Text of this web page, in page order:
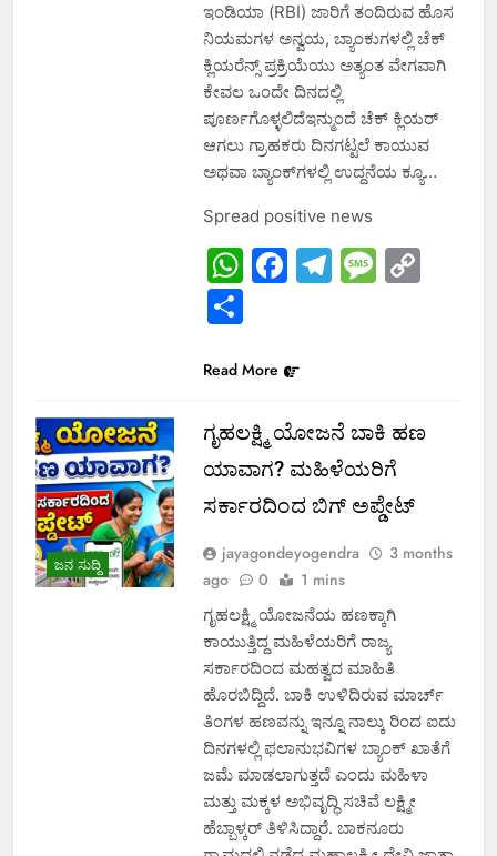
ಇಂಡಿಯಾ (RBI) ಜಾರಿಗೆ ತಂದಿರುವ ಹೊಸ
ನಿಯಮಗಳ ಅನ್ವಯ, ಬ್ಯಾಂಕುಗಳಲ್ಲಿ ಚೆಕ್
ಕ್ಲಿಯರೆನ್ಸ್ ಪ್ರಕ್ರಿಯೆಯು ಅತ್ಯಂತ ವೇಗವಾಗಿ
ಕೇವಲ ಒಂದೇ ದಿನದಲ್ಲಿ
ಪೂರ್ಣಗೊಳ್ಳಲಿದೆಇನ್ಮುಂದೆ ಚೆಕ್ ಕ್ಲಿಯರ್
ಆಗಲು ಗ್ರಾಹಕರು ದಿನಗಟ್ಟಲೆ ಕಾಯುವ
ಅಥವಾ ಬ್ಯಾಂಕ್‌ಗಳಲ್ಲಿ ಉದ್ದನೆಯ ಕ್ಯೂ…
Spread positive news
WhatsApp
Facebook
Telegram
Share
Read More
ಜನ ಸುದ್ದಿ
ಗೃಹಲಕ್ಷ್ಮಿ ಯೋಜನೆ ಬಾಕಿ ಹಣ
ಯಾವಾಗ? ಮಹಿಳೆಯರಿಗೆ
ಸರ್ಕಾರದಿಂದ ಬಿಗ್ ಅಪ್ಡೇಟ್
jayagondeyogendra
3 months
ago
0 1 mins
ಗೃಹಲಕ್ಷ್ಮಿ ಯೋಜನೆಯ ಹಣಕ್ಕಾಗಿ
ಕಾಯುತ್ತಿದ್ದ ಮಹಿಳೆಯರಿಗೆ ರಾಜ್ಯ
ಸರ್ಕಾರದಿಂದ ಮಹತ್ವದ ಮಾಹಿತಿ
ಹೊರಬಿದ್ದಿದೆ. ಬಾಕಿ ಉಳಿದಿರುವ ಮಾರ್ಚ್
ತಿಂಗಳ ಹಣವನ್ನು ಇನ್ನೂ ನಾಲ್ಕು ರಿಂದ ಐದು
ದಿನಗಳಲ್ಲಿ ಫಲಾನುಭವಿಗಳ ಬ್ಯಾಂಕ್ ಖಾತೆಗೆ
ಜಮೆ ಮಾಡಲಾಗುತ್ತದೆ ಎಂದು ಮಹಿಳಾ
ಮತ್ತು ಮಕ್ಕಳ ಅಭಿವೃದ್ಧಿ ಸಚಿವೆ ಲಕ್ಷ್ಮೀ
ಹೆಬ್ಬಾಳ್ಕರ್ ತಿಳಿಸಿದ್ದಾರೆ. ಬಾಕನೂರು